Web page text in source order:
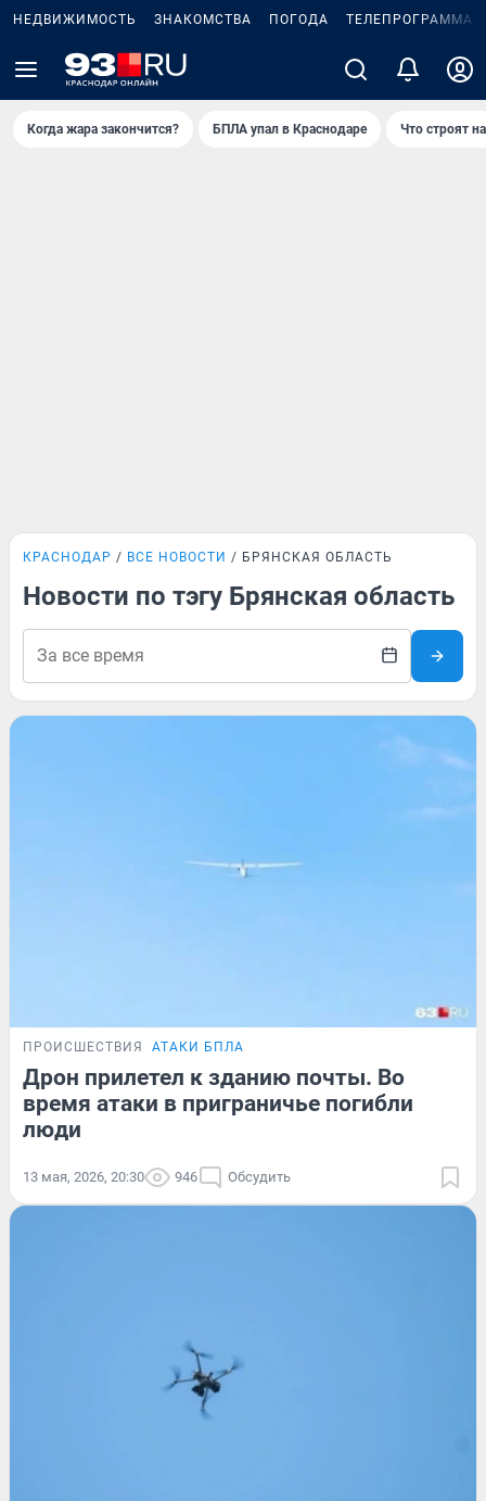
НЕДВИЖИМОСТЬ ЗНАКОМСТВА ПОГОДА ТЕЛЕПРОГРАММА
Когда жара закончится? БПЛА упал в Краснодаре Что строят
КРАСНОДАР ВСЕ НОВОСТИ БРЯНСКАЯ ОБЛАСТЬ
Новости по тэгу Брянская область
ПРОИСШЕСТВИЯ АТАКИ БПЛА
Дрон прилетел к зданию почты. Во
время атаки в приграничье погибли
люди
13 мая, 2026, 20:30 946 Обсудить